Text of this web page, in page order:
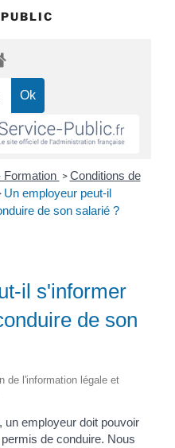
Formation > Conditions de
Un employeur peut-il
de son salarié ?
il s'informer
de son
de l'information légale et
employeur doit pouvoir
de conduire. Nous